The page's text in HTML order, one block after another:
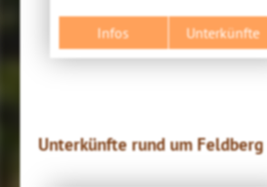
Infos Unterkünfte
Unterkünfte rund um Feldberg